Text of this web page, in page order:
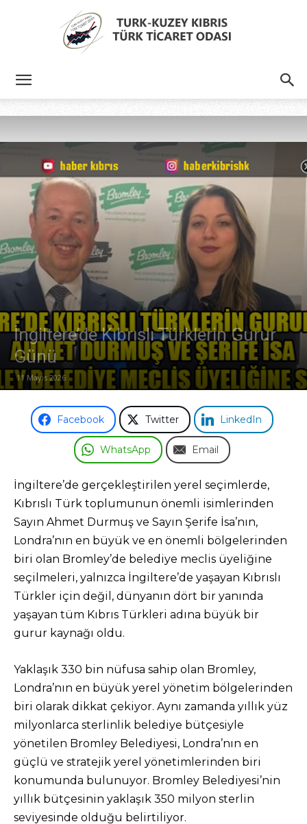
Türk
Ticaret
Odası
İngiltere’de Kıbrıslı Türklerin Gurur
Günü
11 Mayıs 2026
Facebook Twitter LinkedIn
WhatsApp Email
İngiltere’de gerçekleştirilen yerel seçimlerde,
Kıbrıslı Türk toplumunun önemli isimlerinden
Sayın Ahmet Durmuş ve Sayın Şerife İsa’nın,
Londra’nın en büyük ve en önemli bölgelerinden
biri olan Bromley’de belediye meclis üyeliğine
seçilmeleri, yalnızca İngiltere’de yaşayan Kıbrıslı
Türkler için değil, dünyanın dört bir yanında
yaşayan tüm Kıbrıs Türkleri adına büyük bir
gurur kaynağı oldu.
Yaklaşık 330 bin nüfusa sahip olan Bromley,
Londra’nın en büyük yerel yönetim bölgelerinden
biri olarak dikkat çekiyor. Aynı zamanda yıllık yüz
milyonlarca sterlinlik belediye bütçesiyle
yönetilen Bromley Belediyesi, Londra’nın en
güçlü ve stratejik yerel yönetimlerinden biri
konumunda bulunuyor. Bromley Belediyesi’nin
yıllık bütçesinin yaklaşık 350 milyon sterlin
seviyesinde olduğu belirtiliyor.